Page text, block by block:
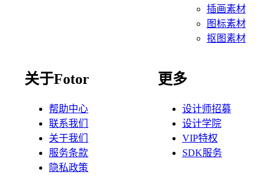
插画素材
图标素材
抠图素材
关于Fotor
帮助中心
联系我们
关于我们
服务条款
隐私政策
更多
设计师招募
设计学院
VIP特权
SDK服务